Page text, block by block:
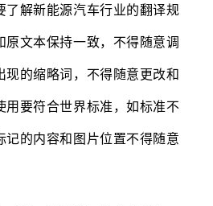
解新能源汽车行业的翻译规
原文本保持一致，不得随意调
现的缩略词，不得随意更改和
用要符合世界标准，如标准不
记的内容和图片位置不得随意